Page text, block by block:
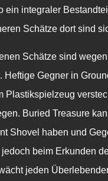
ein integraler
Schätze dort sind
Schätze sind
Heftige Gegner in
Plastikspielzeug
Buried Treasure
Shovel haben und
beim Erkunden
jeden